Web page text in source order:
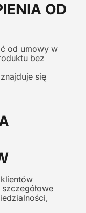
OD
od umowy w
bez
się